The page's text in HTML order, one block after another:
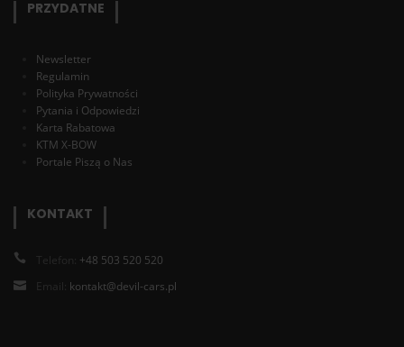
PRZYDATNE
Newsletter
Regulamin
Polityka Prywatności
Pytania i Odpowiedzi
Karta Rabatowa
KTM X-BOW
Portale Piszą o Nas
KONTAKT
Telefon: +48 503 520 520
Email: kontakt@devil-cars.pl